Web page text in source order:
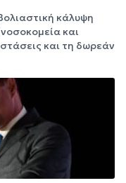
κάλυψη
και
και τη δωρεάν